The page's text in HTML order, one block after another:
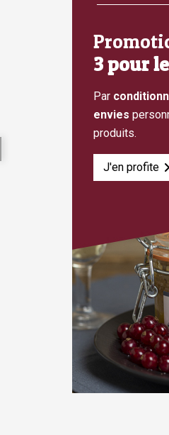
3 pour
Par
envies
produits.
J'en profite